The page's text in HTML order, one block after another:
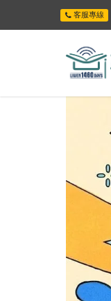
客服專線